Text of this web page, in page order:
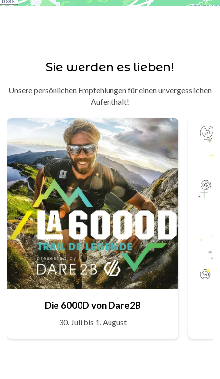
Sie werden es lieben!
Unsere persönlichen Empfehlungen für einen unvergesslichen
Aufenthalt!
Die 6000D von Dare2B
30. Juli bis 1. August